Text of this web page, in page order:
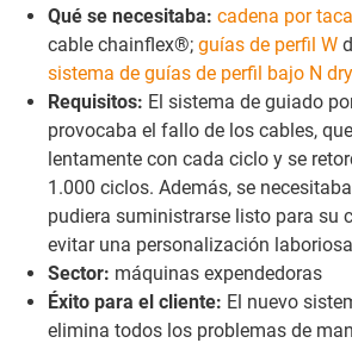
Qué se necesitaba: cadena por
cable chainflex®; guías de perfil W
sistema de guías de perfil bajo N
Requisitos: El sistema de guiado
provocaba el fallo de los cables,
lentamente con cada ciclo y se
1.000 ciclos. Además, se
pudiera suministrarse listo para su
evitar una personalización
Sector: máquinas expendedoras
Éxito para el cliente: El nuevo
elimina todos los problemas de